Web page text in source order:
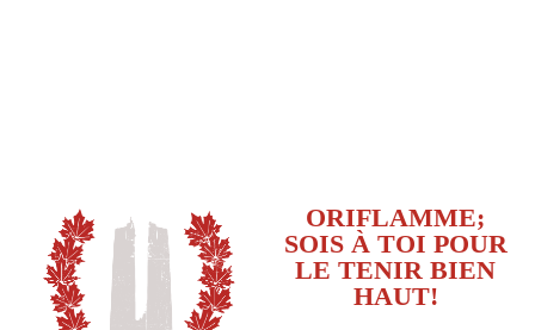
ORIFLAMME;
SOIS À TOI POUR
LE TENIR BIEN
HAUT!